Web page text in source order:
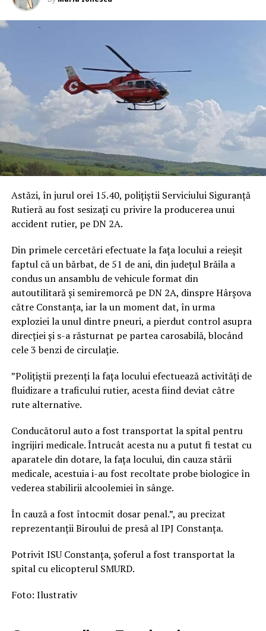
Astăzi, în jurul orei 15.40, polițiștii Serviciului Siguranță
Rutieră au fost sesizați cu privire la producerea unui
accident rutier, pe DN 2A.
Din primele cercetări efectuate la fața locului a reieșit
faptul că un bărbat, de 51 de ani, din județul Brăila a
condus un ansamblu de vehicule format din
autoutilitară și semiremorcă pe DN 2A, dinspre Hârșova
către Constanța, iar la un moment dat, în urma
exploziei la unul dintre pneuri, a pierdut control asupra
direcției și s-a răsturnat pe partea carosabilă, blocând
cele 3 benzi de circulație.
”Polițiștii prezenți la fața locului efectuează activități de
fluidizare a traficului rutier, acesta fiind deviat către
rute alternative.
Conducătorul auto a fost transportat la spital pentru
îngrijiri medicale. Întrucât acesta nu a putut fi testat cu
aparatele din dotare, la fața locului, din cauza stării
medicale, acestuia i-au fost recoltate probe biologice în
vederea stabilirii alcoolemiei în sânge.
În cauză a fost întocmit dosar penal.”, au precizat
reprezentanții Biroului de presă al IPJ Constanța.
Potrivit ISU Constanța, șoferul a fost transportat la
spital cu elicopterul SMURD.
Foto: Ilustrativ